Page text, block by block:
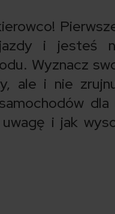
i jesteś
Wyznacz
ale i nie
i jak